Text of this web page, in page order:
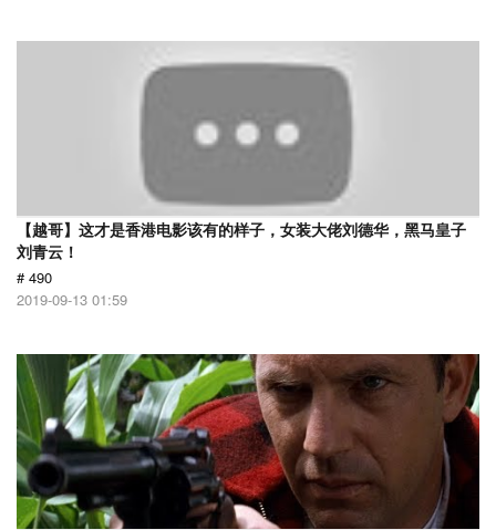
【越哥】这才是香港电影该有的样子，女装大佬刘德华，黑马皇子
刘青云！
# 490
2019-09-13 01:59